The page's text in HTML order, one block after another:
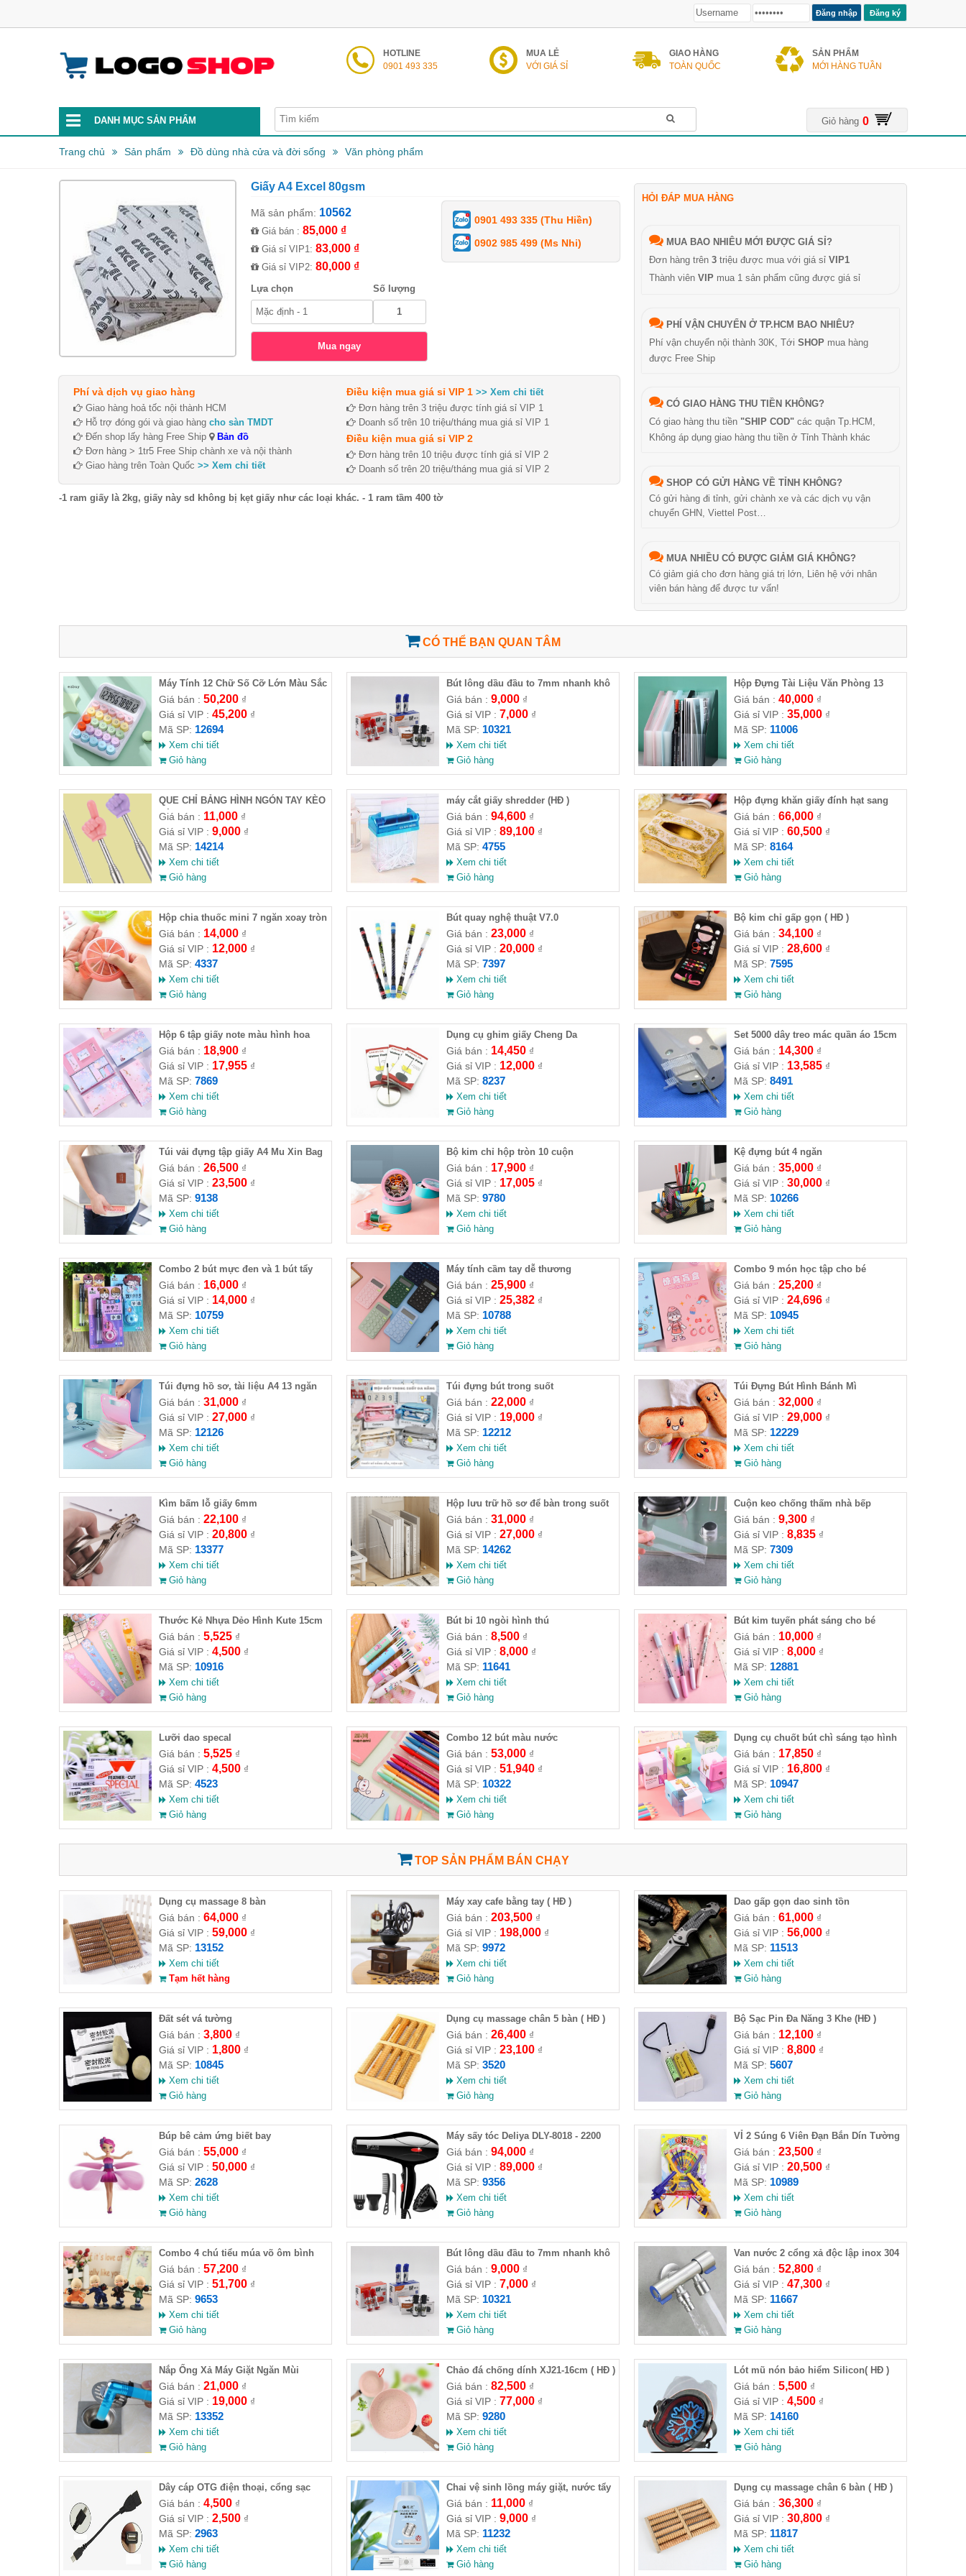
Đăng ký
HOTLINE
0901 493 335
MUA LẺ
VỚI GIÁ SỈ
GIAO HÀNG
TOÀN QUỐC
SẢN PHẨM
MỚI HÀNG TUẦN
Giỏ hàng 0
DANH MỤC SẢN PHẨM
Trang chủ Sản phẩm Đồ dùng nhà cửa và đời sống Văn phòng phẩm
Giấy A4 Excel 80gsm
Mã sản phẩm: 10562
Giá bán : 85,000 ₫
Giá sỉ VIP1: 83,000 ₫
Giá sỉ VIP2: 80,000 ₫
Lựa chọn Số lượng
0901 493 335 (Thu Hiền)
0902 985 499 (Ms Nhi)
Phí và dịch vụ giao hàng
Giao hàng hoả tốc nội thành HCM
Hỗ trợ đóng gói và giao hàng cho sàn TMDT
Đến shop lấy hàng Free Ship
Bản đồ
Đơn hàng > 1tr5 Free Ship chành xe và nội thành
Giao hàng trên Toàn Quốc >> Xem chi tiết
Điều kiện mua giá sỉ VIP 1 >> Xem chi tiết
Đơn hàng trên 3 triệu được tính giá sỉ VIP 1
Doanh số trên 10 triệu/tháng mua giá sỉ VIP 1
Điều kiện mua giá sỉ VIP 2
Đơn hàng trên 10 triệu được tính giá sỉ VIP 2
Doanh số trên 20 triệu/tháng mua giá sỉ VIP 2
-1 ram giấy là 2kg, giấy này sd không bị kẹt giấy như các loại khác. - 1 ram tầm 400 tờ
HỎI ĐÁP MUA HÀNG
MUA BAO NHIÊU MỚI ĐƯỢC GIÁ SỈ?
Đơn hàng trên 3 triệu được mua với giá sỉ VIP1
Thành viên VIP mua 1 sản phẩm cũng được giá sỉ
PHÍ VẬN CHUYỂN Ở TP.HCM BAO NHIÊU?
Phí vận chuyển nội thành 30K, Tới SHOP mua hàng
được Free Ship
CÓ GIAO HÀNG THU TIỀN KHÔNG?
Có giao hàng thu tiền "SHIP COD" các quận Tp.HCM,
Không áp dụng giao hàng thu tiền ở Tỉnh Thành khác
SHOP CÓ GỬI HÀNG VỀ TỈNH KHÔNG?
Có gửi hàng đi tỉnh, gửi chành xe và các dịch vụ vận
chuyển GHN, Viettel Post…
MUA NHIỀU CÓ ĐƯỢC GIẢM GIÁ KHÔNG?
Có giảm giá cho đơn hàng giá trị lớn, Liên hệ với nhân
viên bán hàng để được tư vấn!
CÓ THỂ BẠN QUAN TÂM
Máy Tính 12 Chữ Số Cỡ Lớn Màu Sắc
Xinh Xắn
Giá bán : 50,200₫
Giá sỉ VIP : 45,200₫
Mã SP: 12694
Xem chi tiết
Giỏ hàng
Bút lông dầu đầu to 7mm nhanh khô
Giá bán : 9,000₫
Giá sỉ VIP : 7,000₫
Mã SP: 10321
Xem chi tiết
Giỏ hàng
Hộp Đựng Tài Liệu Văn Phòng 13
Ngăn
Giá bán : 40,000₫
Giá sỉ VIP : 35,000₫
Mã SP: 11006
Xem chi tiết
Giỏ hàng
QUE CHỈ BẢNG HÌNH NGÓN TAY KÈO
DÀI 68CM
Giá bán : 11,000₫
Giá sỉ VIP : 9,000₫
Mã SP: 14214
Xem chi tiết
Giỏ hàng
máy cắt giấy shredder (HĐ )
Giá bán : 94,600₫
Giá sỉ VIP : 89,100₫
Mã SP: 4755
Xem chi tiết
Giỏ hàng
Hộp đựng khăn giấy đính hạt sang
trọng (HĐ )
Giá bán : 66,000₫
Giá sỉ VIP : 60,500₫
Mã SP: 8164
Xem chi tiết
Giỏ hàng
Hộp chia thuốc mini 7 ngăn xoay tròn
Giá bán : 14,000₫
Giá sỉ VIP : 12,000₫
Mã SP: 4337
Xem chi tiết
Giỏ hàng
Bút quay nghệ thuật V7.0
Giá bán : 23,000₫
Giá sỉ VIP : 20,000₫
Mã SP: 7397
Xem chi tiết
Giỏ hàng
Bộ kim chỉ gấp gọn ( HĐ )
Giá bán : 34,100₫
Giá sỉ VIP : 28,600₫
Mã SP: 7595
Xem chi tiết
Giỏ hàng
Hộp 6 tập giấy note màu hình hoa
Giá bán : 18,900₫
Giá sỉ VIP : 17,955₫
Mã SP: 7869
Xem chi tiết
Giỏ hàng
Dụng cụ ghim giấy Cheng Da
Giá bán : 14,450₫
Giá sỉ VIP : 12,000₫
Mã SP: 8237
Xem chi tiết
Giỏ hàng
Set 5000 dây treo mác quần áo 15cm
Giá bán : 14,300₫
Giá sỉ VIP : 13,585₫
Mã SP: 8491
Xem chi tiết
Giỏ hàng
Túi vải đựng tập giấy A4 Mu Xin Bag
Giá bán : 26,500₫
Giá sỉ VIP : 23,500₫
Mã SP: 9138
Xem chi tiết
Giỏ hàng
Bộ kim chỉ hộp tròn 10 cuộn
Giá bán : 17,900₫
Giá sỉ VIP : 17,005₫
Mã SP: 9780
Xem chi tiết
Giỏ hàng
Kệ đựng bút 4 ngăn
Giá bán : 35,000₫
Giá sỉ VIP : 30,000₫
Mã SP: 10266
Xem chi tiết
Giỏ hàng
Combo 2 bút mực đen và 1 bút tẩy
Giá bán : 16,000₫
Giá sỉ VIP : 14,000₫
Mã SP: 10759
Xem chi tiết
Giỏ hàng
Máy tính cầm tay dễ thương
Giá bán : 25,900₫
Giá sỉ VIP : 25,382₫
Mã SP: 10788
Xem chi tiết
Giỏ hàng
Combo 9 món học tập cho bé
Giá bán : 25,200₫
Giá sỉ VIP : 24,696₫
Mã SP: 10945
Xem chi tiết
Giỏ hàng
Túi đựng hồ sơ, tài liệu A4 13 ngăn
đứng
Giá bán : 31,000₫
Giá sỉ VIP : 27,000₫
Mã SP: 12126
Xem chi tiết
Giỏ hàng
Túi đựng bút trong suốt
Giá bán : 22,000₫
Giá sỉ VIP : 19,000₫
Mã SP: 12212
Xem chi tiết
Giỏ hàng
Túi Đựng Bút Hình Bánh Mì
Giá bán : 32,000₫
Giá sỉ VIP : 29,000₫
Mã SP: 12229
Xem chi tiết
Giỏ hàng
Kìm bấm lỗ giấy 6mm
Giá bán : 22,100₫
Giá sỉ VIP : 20,800₫
Mã SP: 13377
Xem chi tiết
Giỏ hàng
Hộp lưu trữ hồ sơ để bàn trong suốt
Giá bán : 31,000₫
Giá sỉ VIP : 27,000₫
Mã SP: 14262
Xem chi tiết
Giỏ hàng
Cuộn keo chống thấm nhà bếp
Giá bán : 9,300₫
Giá sỉ VIP : 8,835₫
Mã SP: 7309
Xem chi tiết
Giỏ hàng
Thước Kẻ Nhựa Dẻo Hình Kute 15cm
Giá bán : 5,525₫
Giá sỉ VIP : 4,500₫
Mã SP: 10916
Xem chi tiết
Giỏ hàng
Bút bi 10 ngòi hình thú
Giá bán : 8,500₫
Giá sỉ VIP : 8,000₫
Mã SP: 11641
Xem chi tiết
Giỏ hàng
Bút kim tuyến phát sáng cho bé
Giá bán : 10,000₫
Giá sỉ VIP : 8,000₫
Mã SP: 12881
Xem chi tiết
Giỏ hàng
Lưỡi dao specal
Giá bán : 5,525₫
Giá sỉ VIP : 4,500₫
Mã SP: 4523
Xem chi tiết
Giỏ hàng
Combo 12 bút màu nước
Giá bán : 53,000₫
Giá sỉ VIP : 51,940₫
Mã SP: 10322
Xem chi tiết
Giỏ hàng
Dụng cụ chuốt bút chì sáng tạo hình
thú 8x4x5cm
Giá bán : 17,850₫
Giá sỉ VIP : 16,800₫
Mã SP: 10947
Xem chi tiết
Giỏ hàng
TOP SẢN PHẨM BÁN CHẠY
Dụng cụ massage 8 bàn
Giá bán : 64,000₫
Giá sỉ VIP : 59,000₫
Mã SP: 13152
Xem chi tiết
Tạm hết hàng
Máy xay cafe bằng tay ( HĐ )
Giá bán : 203,500₫
Giá sỉ VIP : 198,000₫
Mã SP: 9972
Xem chi tiết
Giỏ hàng
Dao gấp gọn dao sinh tồn
Giá bán : 61,000₫
Giá sỉ VIP : 56,000₫
Mã SP: 11513
Xem chi tiết
Giỏ hàng
Đất sét vá tường
Giá bán : 3,800₫
Giá sỉ VIP : 1,800₫
Mã SP: 10845
Xem chi tiết
Giỏ hàng
Dụng cụ massage chân 5 bàn ( HĐ )
Giá bán : 26,400₫
Giá sỉ VIP : 23,100₫
Mã SP: 3520
Xem chi tiết
Giỏ hàng
Bộ Sạc Pin Đa Năng 3 Khe (HĐ )
Giá bán : 12,100₫
Giá sỉ VIP : 8,800₫
Mã SP: 5607
Xem chi tiết
Giỏ hàng
​Búp bê cảm ứng biết bay
Giá bán : 55,000₫
Giá sỉ VIP : 50,000₫
Mã SP: 2628
Xem chi tiết
Giỏ hàng
Máy sấy tóc Deliya DLY-8018 - 2200
Giá bán : 94,000₫
Giá sỉ VIP : 89,000₫
Mã SP: 9356
Xem chi tiết
Giỏ hàng
VỈ 2 Súng 6 Viên Đạn Bắn Dín Tường
Giá bán : 23,500₫
Giá sỉ VIP : 20,500₫
Mã SP: 10989
Xem chi tiết
Giỏ hàng
Combo 4 chú tiểu múa võ ôm bình
rượu ( HĐ )
Giá bán : 57,200₫
Giá sỉ VIP : 51,700₫
Mã SP: 9653
Xem chi tiết
Giỏ hàng
Bút lông dầu đầu to 7mm nhanh khô
Giá bán : 9,000₫
Giá sỉ VIP : 7,000₫
Mã SP: 10321
Xem chi tiết
Giỏ hàng
Van nước 2 cổng xả độc lập inox 304
( Full VAT )
Giá bán : 52,800₫
Giá sỉ VIP : 47,300₫
Mã SP: 11667
Xem chi tiết
Giỏ hàng
Nắp Ống Xả Máy Giặt Ngăn Mùi
Giá bán : 21,000₫
Giá sỉ VIP : 19,000₫
Mã SP: 13352
Xem chi tiết
Giỏ hàng
Chảo đá chống dính XJ21-16cm ( HĐ )
Giá bán : 82,500₫
Giá sỉ VIP : 77,000₫
Mã SP: 9280
Xem chi tiết
Giỏ hàng
Lót mũ nón bảo hiểm Silicon( HĐ )
Giá bán : 5,500₫
Giá sỉ VIP : 4,500₫
Mã SP: 14160
Xem chi tiết
Giỏ hàng
Dây cáp OTG điện thoại, cổng sạc
USB
Giá bán : 4,500₫
Giá sỉ VIP : 2,500₫
Mã SP: 2963
Xem chi tiết
Giỏ hàng
Chai vệ sinh lồng máy giặt, nước tẩy
lồng máy giặt CLEANING FLUID
Giá bán : 11,000₫
Giá sỉ VIP : 9,000₫
Mã SP: 11232
Xem chi tiết
Giỏ hàng
Dụng cụ massage chân 6 bàn ( HĐ )
Giá bán : 36,300₫
Giá sỉ VIP : 30,800₫
Mã SP: 11817
Xem chi tiết
Giỏ hàng